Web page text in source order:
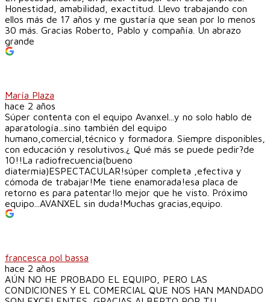
Honestidad, amabilidad, exactitud. Llevo trabajando con
ellos más de 17 años y me gustaría que sean por lo menos
30 más. Gracias Roberto, Pablo y compañía. Un abrazo
grande
María Plaza
hace 2 años
Súper contenta con el equipo Avanxel...y no solo hablo de
aparatología...sino también del equipo
humano,comercial,técnico y formadora. Siempre disponibles,
con educación y resolutivos.¿ Qué más se puede pedir?de
10!!La radiofrecuencia(bueno
diatermia)ESPECTACULAR!súper completa ,efectiva y
cómoda de trabajar!Me tiene enamorada!esa placa de
retorno es para patentar!lo mejor que he visto. Próximo
equipo...AVANXEL sin duda!Muchas gracias,equipo.
francesca pol bassa
hace 2 años
AÚN NO HE PROBADO EL EQUIPO, PERO LAS
CONDICIONES Y EL COMERCIAL QUE NOS HAN MANDADO